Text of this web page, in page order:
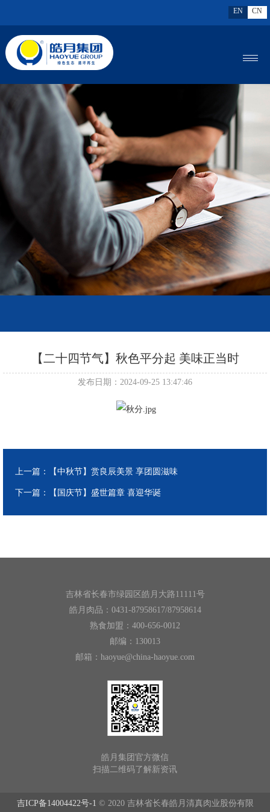
EN CN
MENU
【二十四节气】秋色平分起 美味正当时
发布日期：2024-09-25 13:47:46
上一篇： 【中秋节】赏良辰美景 享团圆滋味
下一篇： 【国庆节】盛世篇章 喜迎华诞
吉林省长春市绿园区皓月大路11111号
皓月肉品：0431-87958617/87958614
熟食加盟：400-656-0012
邮编：130013
邮箱：haoyue@china-haoyue.com
皓月集团官方微信
扫描二维码了解新资讯
吉ICP备14004422号-1 © 2020 吉林省长春皓月清真肉业股份有限